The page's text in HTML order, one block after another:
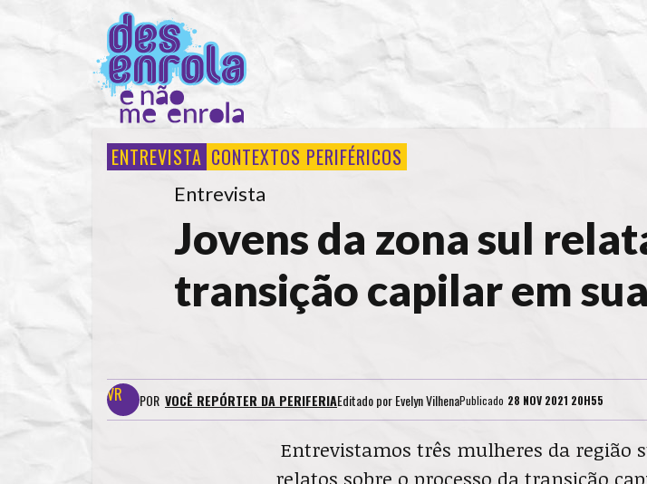
ENTREVISTA CONTEXTOS PERIFÉRICOS
Entrevista
Jovens da zona sul
transição capilar em
POR VOCÊ REPÓRTER DA PERIFERIAEditado porEvelyn VilhenaPublicado 28 NOV 2021 20H55
Entrevistamos três mulheres da região
relatos sobre o processo da transição